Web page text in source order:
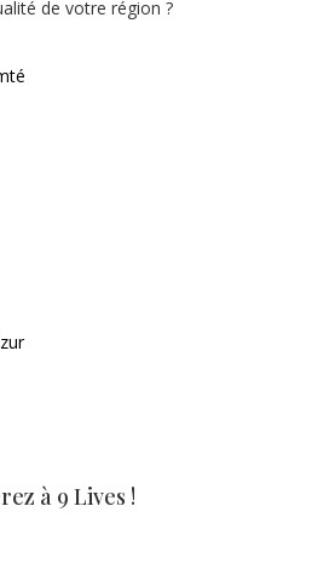
de votre région ?
à 9 Lives !